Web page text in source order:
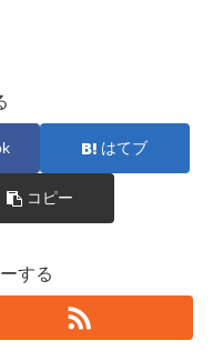
はてブ
コピー
する